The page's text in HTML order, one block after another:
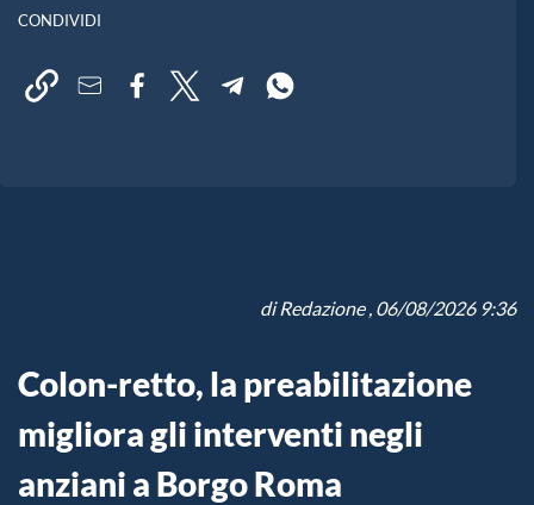
CONDIVIDI
diRedazione, 06/08/2026 9:36
Colon-retto, la preabilitazione
migliora gli interventi negli
anziani a Borgo Roma